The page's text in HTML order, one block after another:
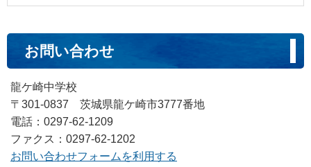
お問い合わせ
龍ケ崎中学校
〒301-0837 茨城県龍ケ崎市3777番地
電話：0297-62-1209
ファクス：0297-62-1202
お問い合わせフォームを利用する